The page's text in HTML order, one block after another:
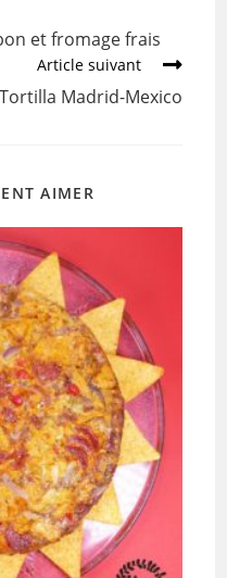
et fromage frais
Article suivant
Tortilla Madrid-Mexico
AIMER